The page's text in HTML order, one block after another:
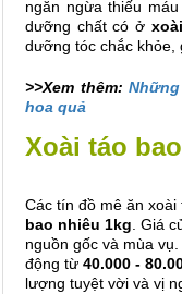
ngăn ngừa thiếu
dưỡng chất có ở
dưỡng tóc chắc khỏe,
>>Xem thêm:
hoa quả
Xoài táo
Các tín đồ mê ăn
bao nhiêu 1kg . Giá
nguồn gốc và mùa
động từ 40.000 -
lượng tuyệt vời và vị